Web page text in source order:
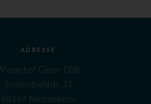
ADRESSE
Gierer GbR
Sonnenbichlstr. 31
88149 Nonnenhorn